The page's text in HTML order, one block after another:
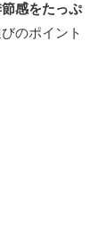
感をたっぷ
のポイント